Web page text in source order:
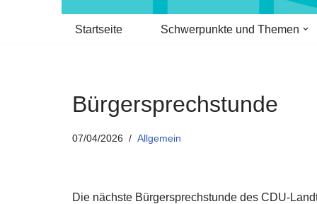
Startseite Schwerpunkte und Themen
Bürgersprechstunde
07/04/2026 Allgemein
Die nächste Bürgersprechstunde des CDU-